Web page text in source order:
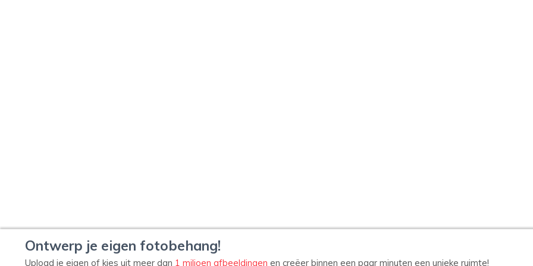
Ontwerp je eigen fotobehang!
Upload je eigen of kies uit meer dan 1 miljoen afbeeldingen en creëer binnen een paar minuten een unieke ruimte!